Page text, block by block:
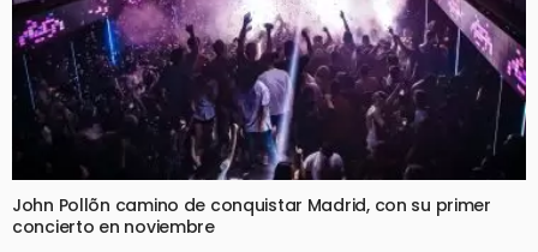
John Pollõn camino de conquistar Madrid, con su primer
concierto en noviembre